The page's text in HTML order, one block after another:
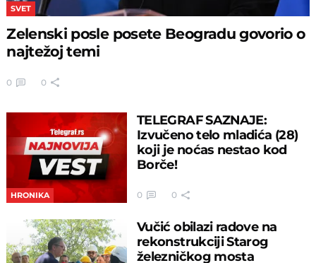
SVET
Zelenski posle posete Beogradu govorio o
najtežoj temi
0 0
HRONIKA
TELEGRAF SAZNAJE:
Izvučeno telo mladića (28)
koji je noćas nestao kod
Borče!
0 0
Vučić obilazi radove na
rekonstrukciji Starog
železničkog mosta